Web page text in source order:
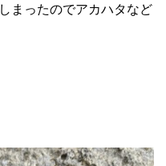
まったのでアカハタなど